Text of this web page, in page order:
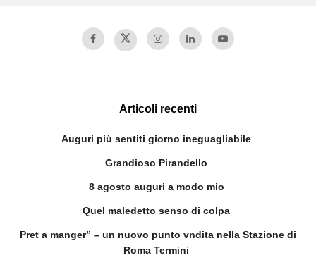
Articoli recenti
Auguri più sentiti giorno ineguagliabile
Grandioso Pirandello
8 agosto auguri a modo mio
Quel maledetto senso di colpa
Pret a manger” – un nuovo punto vndita nella Stazione di
Roma Termini